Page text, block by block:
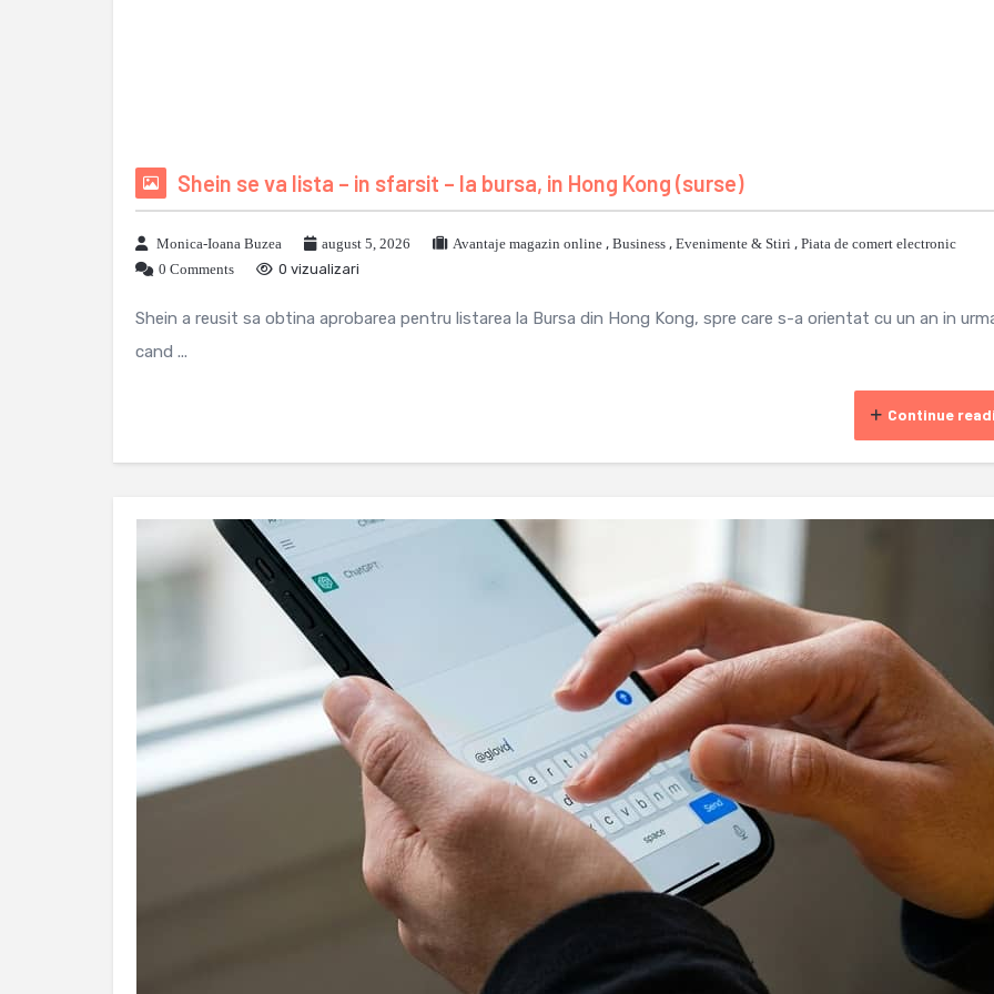
Shein se va lista – in sfarsit – la bursa, in Hong Kong (surse)
Monica-Ioana Buzea august 5, 2026 Avantaje magazin online , Business , Evenimente & Stiri , Piata de comert electronic
0 Comments
0 vizualizari
Shein a reusit sa obtina aprobarea pentru listarea la Bursa din Hong Kong, spre care s-a orientat cu un an in
cand ...
Continue